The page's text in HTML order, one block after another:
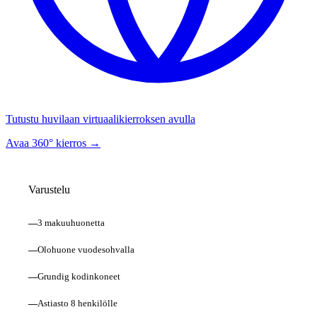
Tutustu huvilaan virtuaalikierroksen avulla
Avaa 360° kierros →
Varustelu
—3 makuuhuonetta
—Olohuone vuodesohvalla
—Grundig kodinkoneet
—Astiasto 8 henkilölle